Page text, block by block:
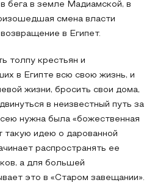
бега в земле Мадиамской, в
смена власти
в Египет.
толпу крестьян и
в Египте всю свою жизнь, и
жизни, бросить свои дома,
в неизвестный путь за
нужна была «божественная
такую идею о дарованной
распространять ее
а для большей
это в «Старом завещании».